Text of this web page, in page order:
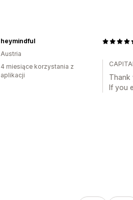
heymindful
Austria
4 miesiące korzystania z
aplikacji
Thank
If you